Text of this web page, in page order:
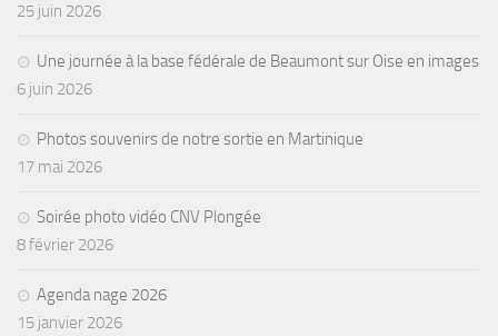
25 juin 2026
Une journée à la base fédérale de Beaumont sur Oise en images
6 juin 2026
Photos souvenirs de notre sortie en Martinique
17 mai 2026
Soirée photo vidéo CNV Plongée
8 février 2026
Agenda nage 2026
15 janvier 2026